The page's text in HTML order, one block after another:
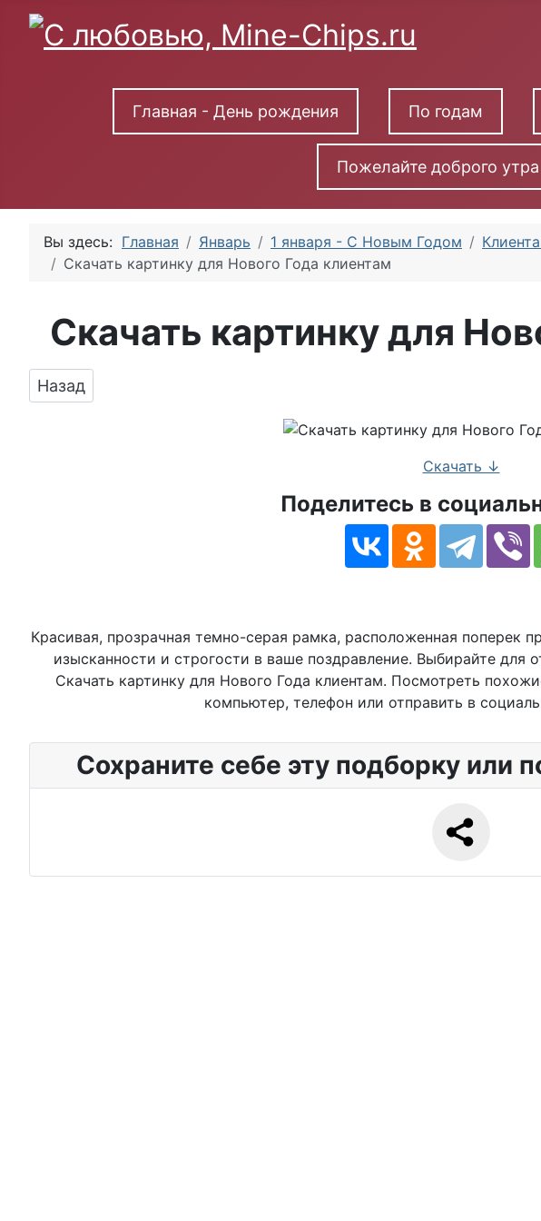
Главная - День рождения По годам
Пожелайте доброго утра
Вы здесь: Главная Январь 1 января - С Новым Годом
Скачать картинку для Нового Года клиентам
Скачать картинку для
Предыдущий: Яркая картинка с Новым Годом супер клиентам
Назад
Скачать ↓
Поделитесь в
Красивая, прозрачная темно-серая рамка, расположенная поперек
изысканности и строгости в ваше поздравление. Выбирайте для
Скачать картинку для Нового Года клиентам. Посмотреть
компьютер, телефон или отправить в
Сохраните себе эту подборку или